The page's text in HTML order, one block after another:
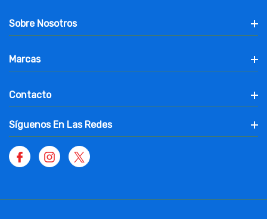
Sobre Nosotros
Marcas
Contacto
Síguenos En Las Redes